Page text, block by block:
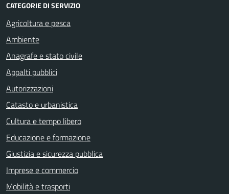
CATEGORIE DI SERVIZIO
Agricoltura e pesca
Ambiente
Anagrafe e stato civile
Appalti pubblici
Autorizzazioni
Catasto e urbanistica
Cultura e tempo libero
Educazione e formazione
Giustizia e sicurezza pubblica
Imprese e commercio
Mobilità e trasporti